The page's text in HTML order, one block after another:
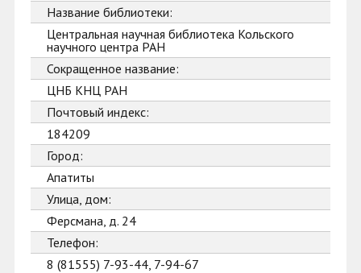
Название библиотеки:
Центральная научная библиотека Кольского
научного центра РАН
Сокращенное название:
ЦНБ КНЦ РАН
Почтовый индекс:
184209
Город:
Апатиты
Улица, дом:
Ферсмана, д. 24
Телефон:
8 (81555) 7-93-44, 7-94-67